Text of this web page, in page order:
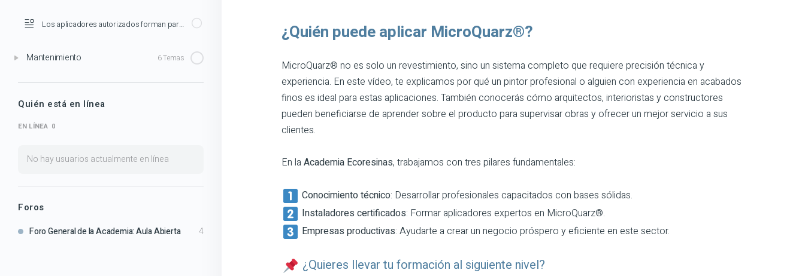
Los aplicadores autorizados forman parte de ecoresinas
Mantenimiento 6 Temas
Quién está en línea
EN LÍNEA 0
No hay usuarios actualmente en línea
Foros
Foro General de la Academia: Aula Abierta 4
¿Quién puede aplicar MicroQuarz®?
MicroQuarz® no es solo un revestimiento, sino un sistema completo que requiere precisión técnica y
experiencia. En este vídeo, te explicamos por qué un pintor profesional o alguien con experiencia en acabados
finos es ideal para estas aplicaciones. También conocerás cómo arquitectos, interioristas y constructores
pueden beneficiarse de aprender sobre el producto para supervisar obras y ofrecer un mejor servicio a sus
clientes.
En la Academia Ecoresinas, trabajamos con tres pilares fundamentales:
Conocimiento técnico: Desarrollar profesionales capacitados con bases sólidas.
Instaladores certificados: Formar aplicadores expertos en MicroQuarz®.
Empresas productivas: Ayudarte a crear un negocio próspero y eficiente en este sector.
¿Quieres llevar tu formación al siguiente nivel?